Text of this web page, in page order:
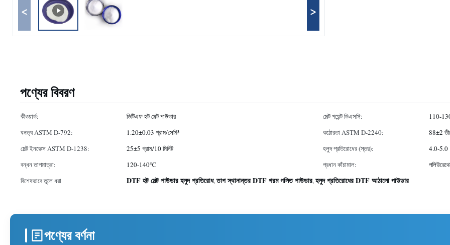
< >
পণ্যের বিবরণ
কীওয়ার্ড: ডিটিএফ হট মেল্ট পাউডার মেল্ট পয়েন্ট ডিএসসি:
110-
ঘনত্ব ASTM D-792:
1.20±0.03 গ্রাম/সেমি³ কঠোরতা ASTM D-2240:
88±2
মেল্ট ইনডেক্স ASTM D-1238:
25±5 গ্রাম/10 মিনিট হলুদ প্রতিরোধের (স্তর):
4.0-5.0
বন্ধন তাপমাত্রা:
120-140℃ প্রধান কাঁচামাল:
বিশেষভাবে তুলে ধরা
DTF হট মেল্ট পাউডার হলুদ প্রতিরোধ,তাপ স্থানান্তর DTF গরম গলিত পাউডার,হলুদ প্রতিরোধের DTF আঠালো পাউডার
পণ্যের বর্ণনা